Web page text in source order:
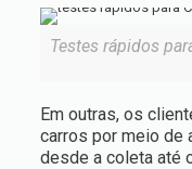
Testes rápidos
Em outras, os
carros por meio de
desde a coleta até